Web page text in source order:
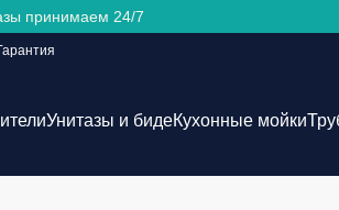
принимаем 24/7
Унитазы и бидеКухонные мойки